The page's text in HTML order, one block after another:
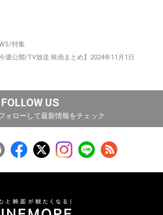
特集
週公開/TV放送 映画まとめ】2024年11月1日
FOLLOW US
ォローして最新情報をチェック